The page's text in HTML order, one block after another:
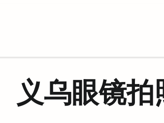
义乌眼镜拍